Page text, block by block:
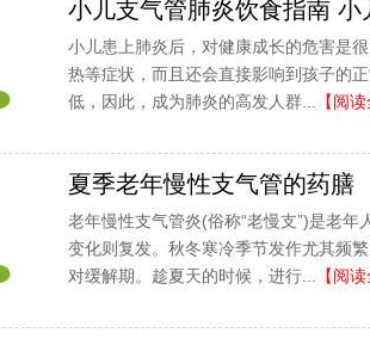
小儿支气管肺炎饮食指南
小儿患上肺炎后，对健康成长的危害是
热等症状，而且还会直接影响到孩子的
低，因此，成为肺炎的高发人群...
【阅
夏季老年慢性支气管的药膳
老年慢性支气管炎(俗称“老慢支”)是老年
变化则复发。秋冬寒冷季节发作尤其频
对缓解期。趁夏天的时候，进行...
【阅